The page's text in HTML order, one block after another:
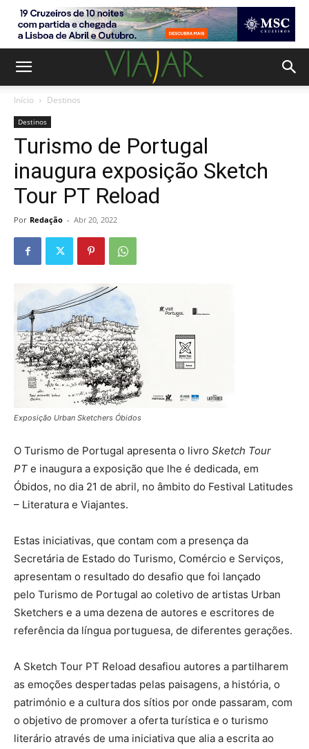
Início Destinos
Destinos
Turismo de Portugal
inaugura exposição Sketch
Tour PT Reload
Por Redação - Abr 20, 2022
Exposição Urban Sketchers Óbidos
O Turismo de Portugal apresenta o livro Sketch Tour
PT e inaugura a exposição que lhe é dedicada, em
Óbidos, no dia 21 de abril, no âmbito do Festival Latitudes
– Literatura e Viajantes.
Estas iniciativas, que contam com a presença da
Secretária de Estado do Turismo, Comércio e Serviços,
apresentam o resultado do desafio que foi lançado
pelo Turismo de Portugal ao coletivo de artistas Urban
Sketchers e a uma dezena de autores e escritores de
referência da língua portuguesa, de diferentes gerações.
A Sketch Tour PT Reload desafiou autores a partilharem
as emoções despertadas pelas paisagens, a história, o
património e a cultura dos sítios por onde passaram, com
o objetivo de promover a oferta turística e o turismo
literário através de uma iniciativa que alia a escrita ao